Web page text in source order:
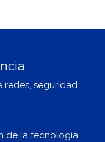
redes, seguridad
de la tecnología